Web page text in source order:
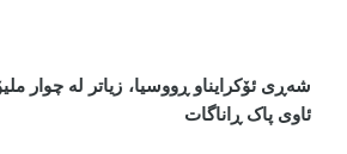
شەڕی ئۆکرایناو ڕووسیا، زیاتر لە چوار
ئاوی پاک ڕاناگات